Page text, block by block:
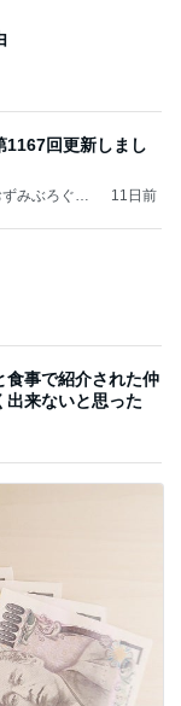
1167回更新しまし
みぶろぐ」
11日前
食事で紹介された仲
出来ないと思った